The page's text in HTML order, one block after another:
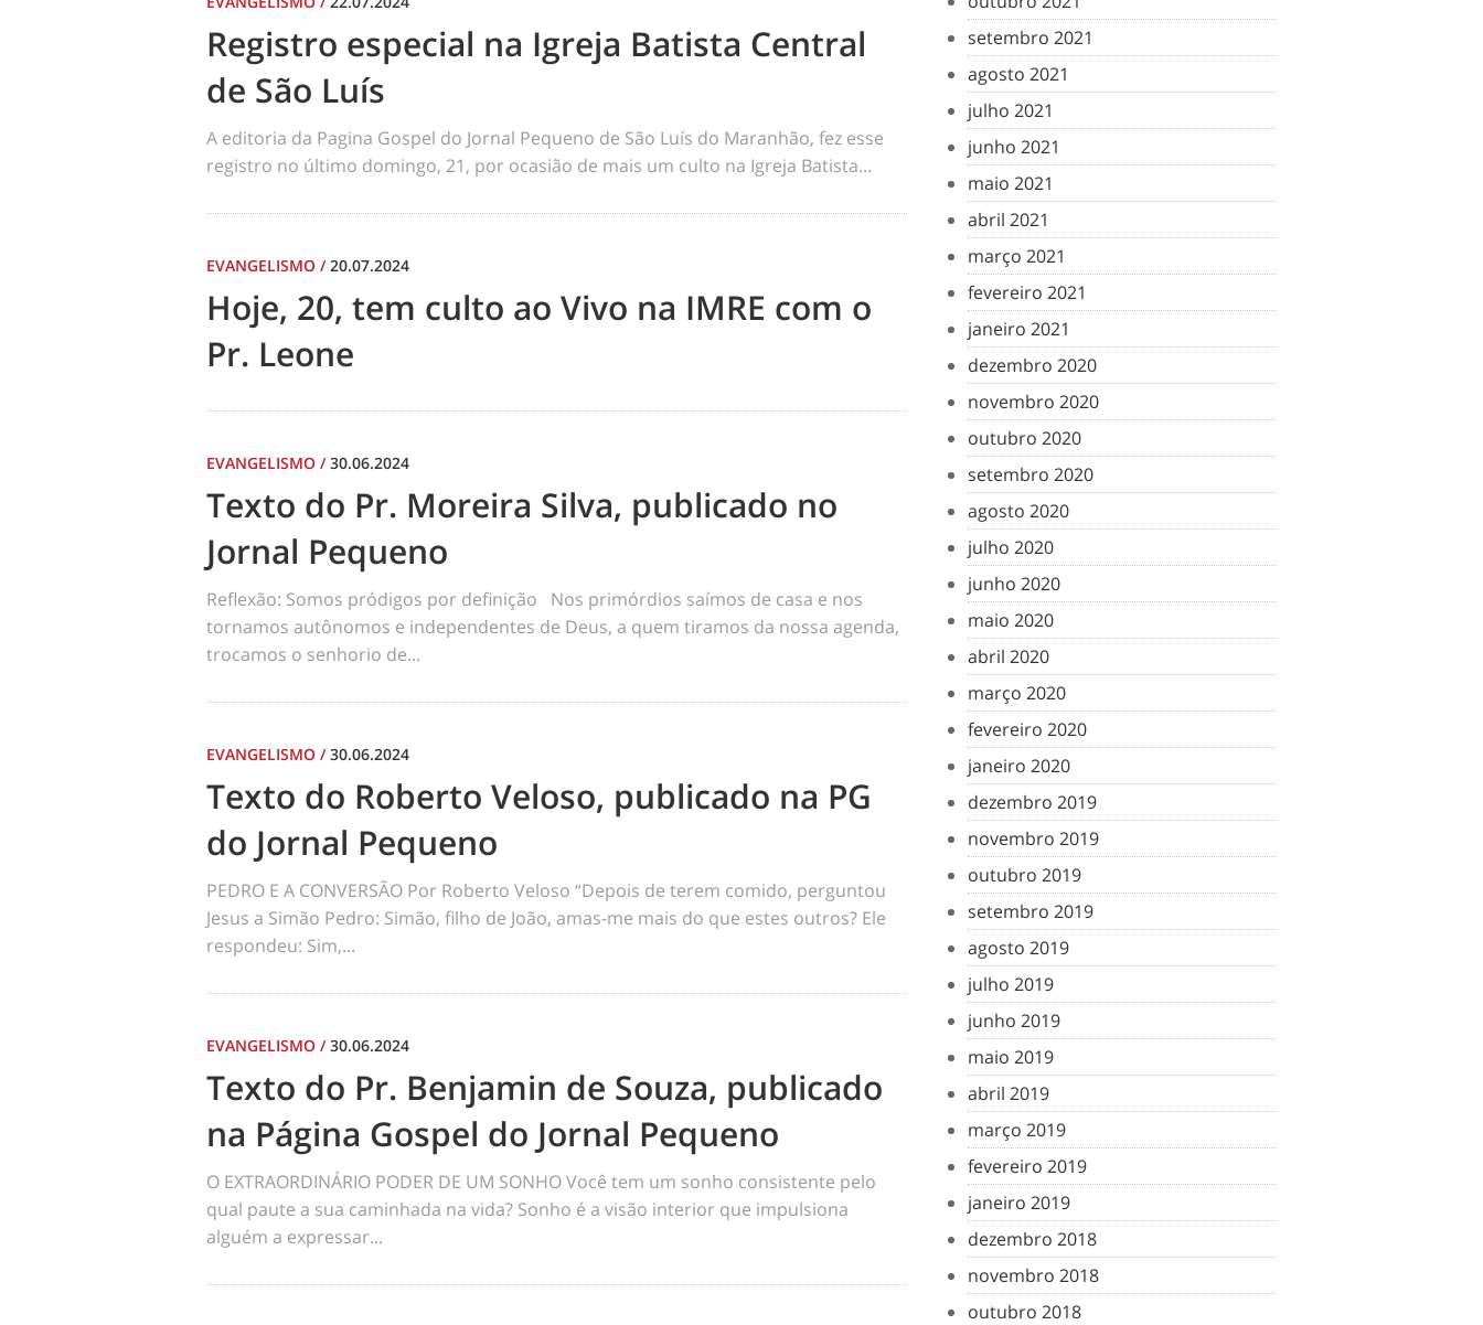
Registro especial na Igreja Batista Central
de São Luís
A editoria da Pagina Gospel do Jornal Pequeno de São Luís do Maranhão, fez esse
registro no último domingo, 21, por ocasião de mais um culto na Igreja Batista...
EVANGELISMO /20.07.2024
Hoje, 20, tem culto ao Vivo na IMRE com o
Pr. Leone
EVANGELISMO /30.06.2024
Texto do Pr. Moreira Silva, publicado no
Jornal Pequeno
Reflexão: Somos pródigos por definição Nos primórdios saímos de casa e nos
tornamos autônomos e independentes de Deus, a quem tiramos da nossa agenda,
trocamos o senhorio de...
EVANGELISMO /30.06.2024
Texto do Roberto Veloso, publicado na PG
do Jornal Pequeno
PEDRO E A CONVERSÃO Por Roberto Veloso “Depois de terem comido, perguntou
Jesus a Simão Pedro: Simão, filho de João, amas-me mais do que estes outros? Ele
respondeu: Sim,...
EVANGELISMO /30.06.2024
Texto do Pr. Benjamin de Souza, publicado
na Página Gospel do Jornal Pequeno
O EXTRAORDINÁRIO PODER DE UM SONHO Você tem um sonho consistente pelo
qual paute a sua caminhada na vida? Sonho é a visão interior que impulsiona
alguém a expressar...
setembro 2021
agosto 2021
julho 2021
junho 2021
maio 2021
abril 2021
março 2021
fevereiro 2021
janeiro 2021
dezembro 2020
novembro 2020
outubro 2020
setembro 2020
agosto 2020
julho 2020
junho 2020
maio 2020
abril 2020
março 2020
fevereiro 2020
janeiro 2020
dezembro 2019
novembro 2019
outubro 2019
setembro 2019
agosto 2019
julho 2019
junho 2019
maio 2019
abril 2019
março 2019
fevereiro 2019
janeiro 2019
dezembro 2018
novembro 2018
outubro 2018